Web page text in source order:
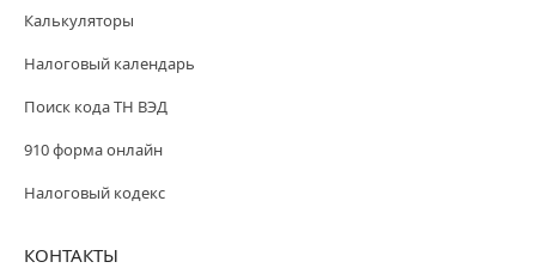
Калькуляторы
Налоговый календарь
Поиск кода ТН ВЭД
910 форма онлайн
Налоговый кодекс
КОНТАКТЫ